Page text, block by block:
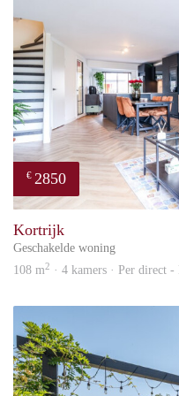
opgegeven maten en
€ 2850
Kortrijk
Geschakelde woning
108 m2 · 4 kamers · Per direct -